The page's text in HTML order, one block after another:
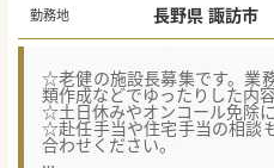
勤務地 長野県 諏訪市
☆老健の施設長募集です。業
類作成などでゆったりした内容
☆土日休みやオンコール免除
☆赴任手当や住宅手当の相談
合わせください。